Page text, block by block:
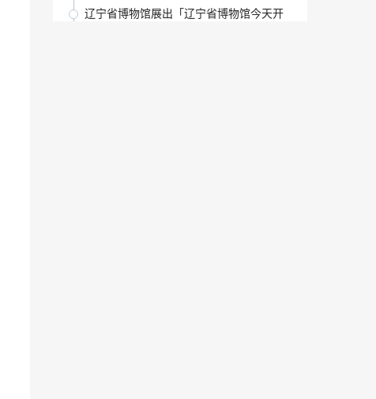
“负离子”冠军磁砖成首批通过负离子陶瓷
辽宁省博物馆展出「辽宁省博物馆今天开